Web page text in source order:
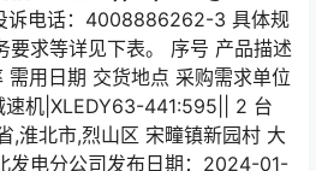
诉电话：4008886262-3 具体规
要求等详见下表。 序号 产品描述
需用日期 交货地点 采购需求单位
速机|XLEDY63-441:595|| 2 台
,淮北市,烈山区 宋疃镇新园村 大
发电分公司发布日期：2024-01-